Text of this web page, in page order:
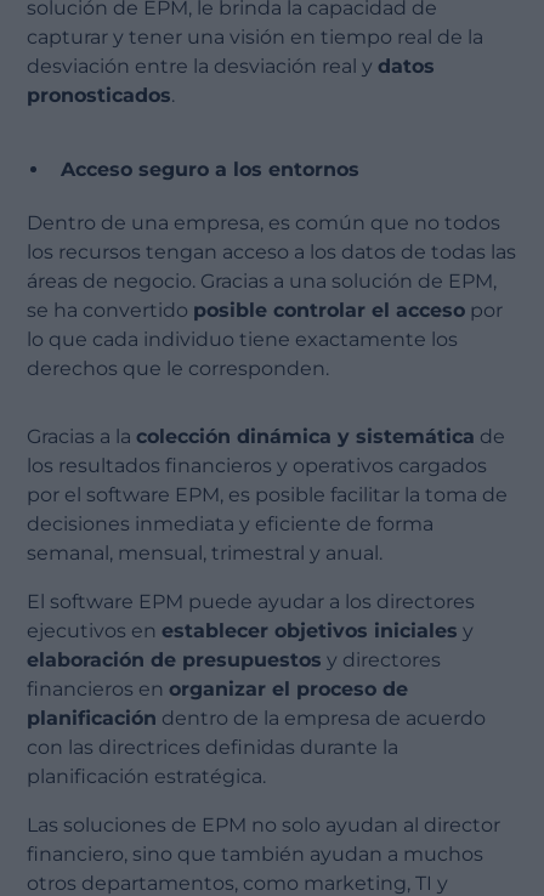
solución de EPM, le brinda la capacidad de
capturar y tener una visión en tiempo real de la
desviación entre la desviación real ydatos
pronosticados.
Acceso seguro a los entornos
Dentro de una empresa, es común que no todos
los recursos tengan acceso a los datos de todas las
áreas de negocio. Gracias a una solución de EPM,
se ha convertido posible controlar el acceso por
lo que cada individuo tiene exactamente los
derechos que le corresponden.
Gracias a lacolección dinámica y sistemática de
los resultados financieros y operativos cargados
por el software EPM, es posible facilitar la toma de
decisiones inmediata y eficiente de forma
semanal, mensual, trimestral y anual.
El software EPM puede ayudar a los directores
ejecutivos enestablecer objetivos iniciales y
elaboración de presupuestos y directores
financieros enorganizar el proceso de
planificación dentro de la empresa de acuerdo
con las directrices definidas durante la
planificación estratégica.
Las soluciones de EPM no solo ayudan al director
financiero, sino que también ayudan a muchos
otros departamentos, como marketing, TI y